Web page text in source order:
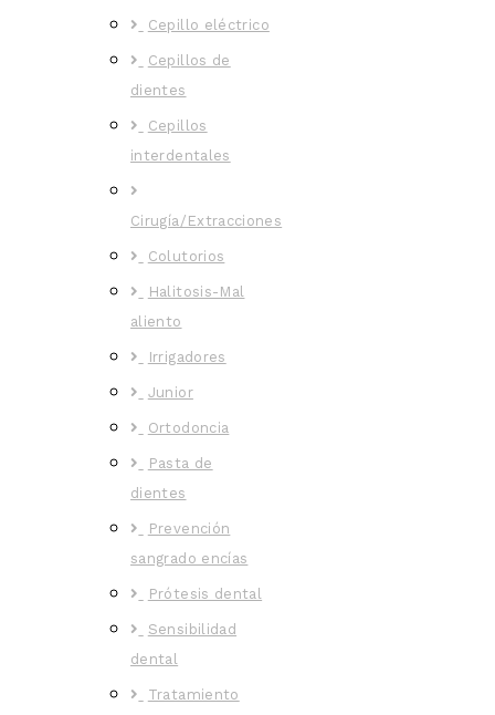
Cepillo eléctrico
Cepillos de
dientes
Cepillos
interdentales
Cirugía/Extracciones
Colutorios
Halitosis-Mal
aliento
Irrigadores
Junior
Ortodoncia
Pasta de
dientes
Prevención
sangrado encías
Prótesis dental
Sensibilidad
dental
Tratamiento